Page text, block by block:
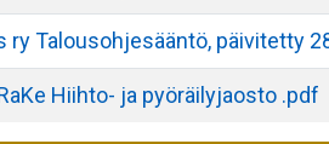
ry Talousohjesääntö, päivitetty
Hiihto- ja pyöräilyjaosto .pdf